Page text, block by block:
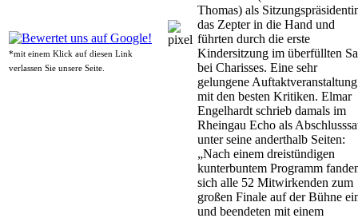
*mit einem Klick auf diesen Link
verlassen Sie unsere Seite.
Thomas) als
das Zepter in die Hand und
führten durch die erste
Kindersitzung im überfüllten
bei Charisses. Eine sehr
gelungene Auftaktveranstaltung
mit den besten Kritiken. Elmar
Engelhardt schrieb damals im
Rheingau Echo als
unter seine anderthalb Seiten:
„Nach einem dreistündigen
kunterbuntem Programm
sich alle 52 Mitwirkenden zum
großen Finale auf der Bühne
und beendeten mit einem